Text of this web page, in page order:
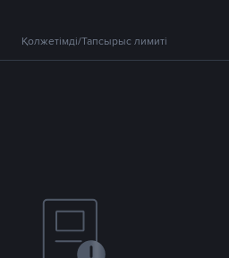
Қолжетімді/Тапсырыс лимиті